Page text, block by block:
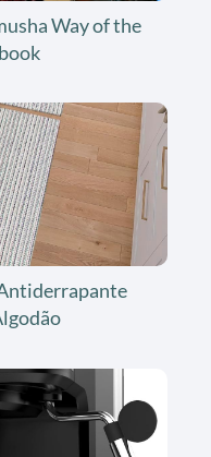
Way of the